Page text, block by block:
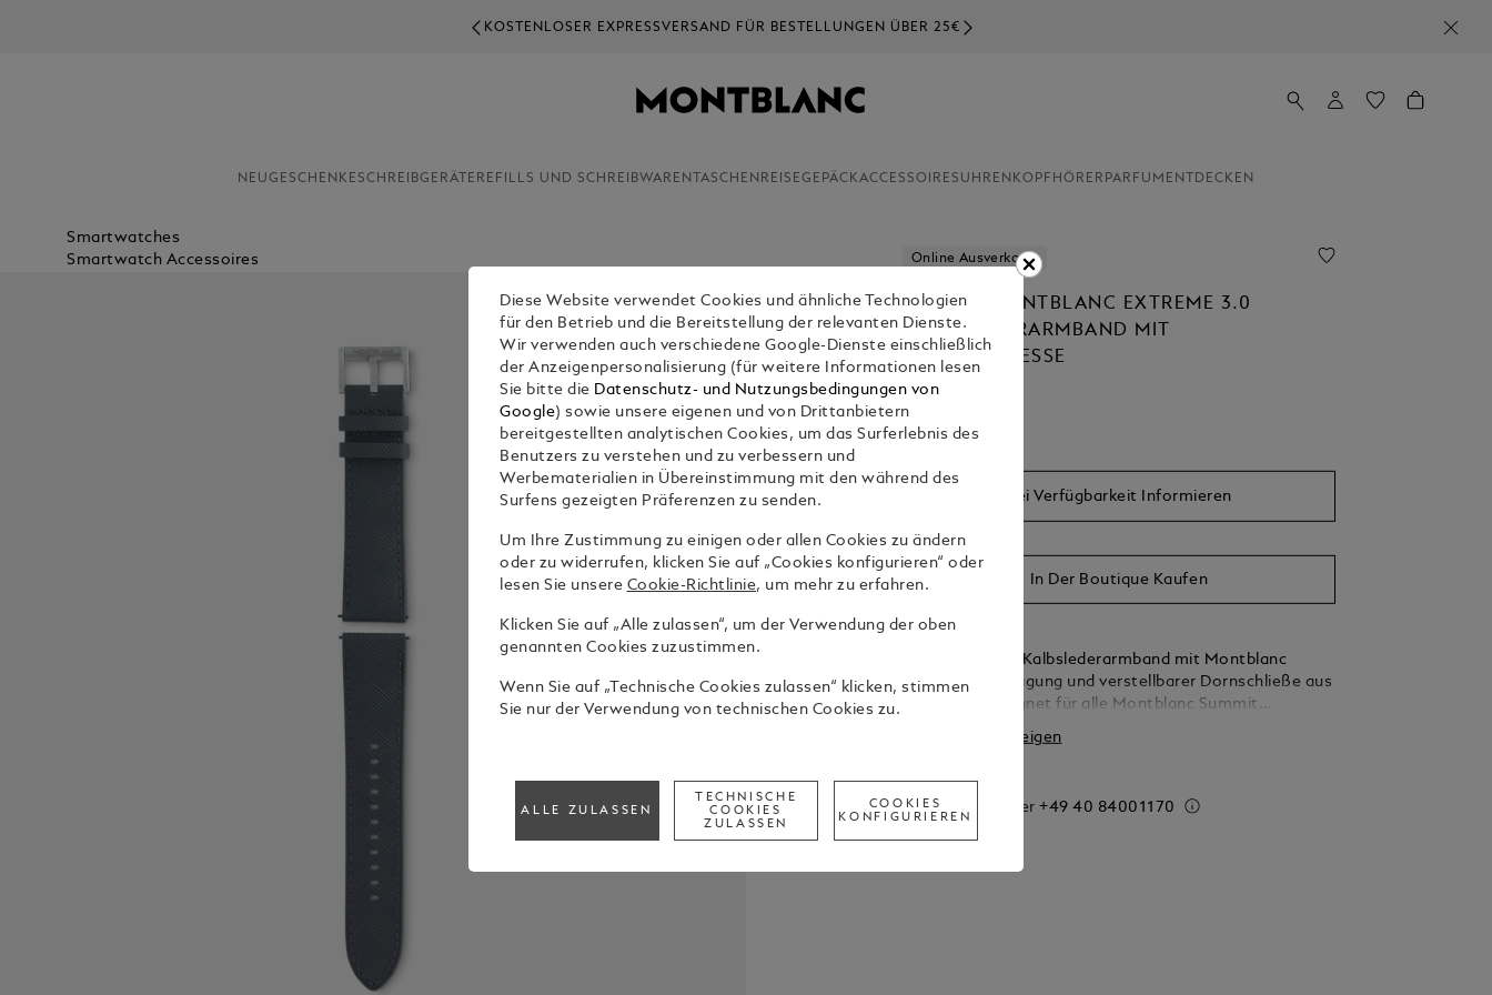
KOSTENLOSER EXPRESSVERSAND FÜR BESTELLUNGEN ÜBER 25€
NEUGESCHENKESCHREIBGERÄTE REFILLS UND SCHREIBWAREN TASCHEN REISEGEPÄCKACCESSOIRES UHREN KOPFHÖRER PARFUM ENTDECKEN
Smartwatches
Smartwatch Accessoires
Online Ausverkauft
GRAUES MONTBLANC EXTREME 3.0
KALBSLEDERARMBAND MIT
DORNSCHLIESSE
€ 90.00
Bei Verfügbarkeit Informieren
In Der Boutique Kaufen
Graues 22-mm-Kalbslederarmband mit Montblanc
Extreme 3.0 Prägung und verstellbarer Dornschließe aus
Edelstahl. Geeignet für alle Montblanc Summit
Alle Details anzeigen
Call to order+49 40 84001170
Diese Website verwendet Cookies und ähnliche Technologien
für den Betrieb und die Bereitstellung der relevanten Dienste.
Wir verwenden auch verschiedene Google-Dienste einschließlich
der Anzeigenpersonalisierung (für weitere Informationen lesen
Sie bitte die
Datenschutz- und Nutzungsbedingungen von
Google) sowie unsere eigenen und von Drittanbietern
bereitgestellten analytischen Cookies, um das Surferlebnis des
Benutzers zu verstehen und zu verbessern und
Werbematerialien in Übereinstimmung mit den während des
Surfens gezeigten Präferenzen zu senden.
Um Ihre Zustimmung zu einigen oder allen Cookies zu ändern
oder zu widerrufen, klicken Sie auf „Cookies konfigurieren“ oder
lesen Sie unsere Cookie-Richtlinie, um mehr zu erfahren.
Klicken Sie auf „Alle zulassen“, um der Verwendung der oben
genannten Cookies zuzustimmen.
Wenn Sie auf „Technische Cookies zulassen“ klicken, stimmen
Sie nur der Verwendung von technischen Cookies zu.
ALLE ZULASSEN
TECHNISCHE
COOKIES
ZULASSEN
COOKIES
KONFIGURIEREN